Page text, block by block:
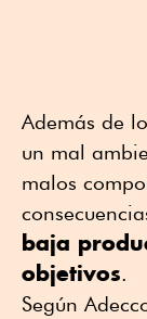
Además de
un mal
malos
baja
objetivos.
Según